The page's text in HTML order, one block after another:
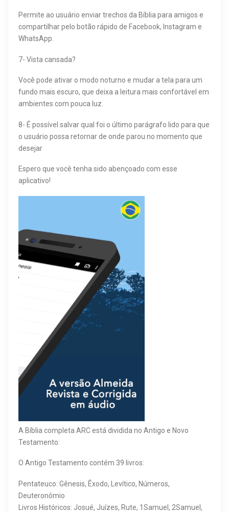
Permite ao usuário enviar trechos da Bíblia para amigos e
compartilhar pelo botão rápido de Facebook, Instagram e
WhatsApp.
7- Vista cansada?
Você pode ativar o modo noturno e mudar a tela para um
fundo mais escuro, que deixa a leitura mais confortável em
ambientes com pouca luz.
8- É possível salvar qual foi o último parágrafo lido para que
o usuário possa retornar de onde parou no momento que
desejar
Espero que você tenha sido abençoado com esse
aplicativo!
A Bíblia completa ARC está dividida no Antigo e Novo
Testamento:
O Antigo Testamento contém 39 livros:
Pentateuco: Gênesis, Êxodo, Levítico, Números,
Deuteronômio
Livros Históricos: Josué, Juízes, Rute, 1Samuel, 2Samuel,